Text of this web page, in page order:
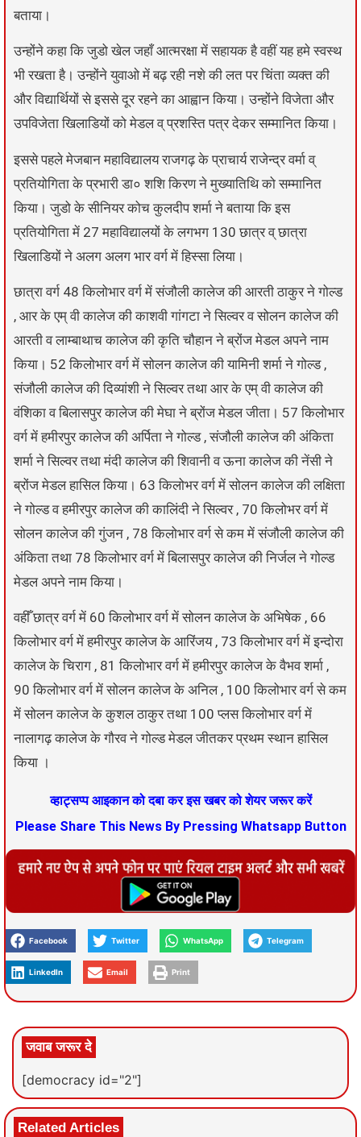
बताया।
उन्होंने कहा कि जुडो खेल जहाँ आत्मरक्षा में सहायक है वहीं यह हमे स्वस्थ
भी रखता है। उन्होंने युवाओ में बढ़ रही नशे की लत पर चिंता व्यक्त की
और विद्यार्थियों से इससे दूर रहने का आह्वान किया। उन्होंने विजेता और
उपविजेता खिलाडियों को मेडल व् प्रशस्ति पत्र देकर सम्मानित किया।
इससे पहले मेजबान महाविद्यालय राजगढ़ के प्राचार्य राजेन्द्र वर्मा व्
प्रतियोगिता के प्रभारी डा० शशि किरण ने मुख्यातिथि को सम्मानित
किया। जुडो के सीनियर कोच कुलदीप शर्मा ने बताया कि इस
प्रतियोगिता में 27 महाविद्यालयों के लगभग 130 छात्र व् छात्रा
खिलाडियों ने अलग अलग भार वर्ग में हिस्सा लिया।
छात्रा वर्ग 48 किलोभार वर्ग में संजौली कालेज की आरती ठाकुर ने गोल्ड
, आर के एम् वी कालेज की काशवी गांगटा ने सिल्वर व सोलन कालेज की
आरती व लाम्बाथाच कालेज की कृति चौहान ने ब्रोंज मेडल अपने नाम
किया। 52 किलोभार वर्ग में सोलन कालेज की यामिनी शर्मा ने गोल्ड ,
संजौली कालेज की दिव्यांशी ने सिल्वर तथा आर के एम् वी कालेज की
वंशिका व बिलासपुर कालेज की मेघा ने ब्रोंज मेडल जीता। 57 किलोभार
वर्ग में हमीरपुर कालेज की अर्पिता ने गोल्ड , संजौली कालेज की अंकिता
शर्मा ने सिल्वर तथा मंदी कालेज की शिवानी व ऊना कालेज की नेंसी ने
ब्रोंज मेडल हासिल किया। 63 किलोभर वर्ग में सोलन कालेज की लक्षिता
ने गोल्ड व हमीरपुर कालेज की कालिंदी ने सिल्वर , 70 किलोभर वर्ग में
सोलन कालेज की गुंजन , 78 किलोभार वर्ग से कम में संजौली कालेज की
अंकिता तथा 78 किलोभार वर्ग में बिलासपुर कालेज की निर्जल ने गोल्ड
मेडल अपने नाम किया।
वहीँ छात्र वर्ग में 60 किलोभार वर्ग में सोलन कालेज के अभिषेक , 66
किलोभार वर्ग में हमीरपुर कालेज के आरिंजय , 73 किलोभार वर्ग में इन्दोरा
कालेज के चिराग , 81 किलोभार वर्ग में हमीरपुर कालेज के वैभव शर्मा ,
90 किलोभार वर्ग में सोलन कालेज के अनिल , 100 किलोभार वर्ग से कम
में सोलन कालेज के कुशल ठाकुर तथा 100 प्लस किलोभार वर्ग में
नालागढ़ कालेज के गौरव ने गोल्ड मेडल जीतकर प्रथम स्थान हासिल
किया ।
व्हाट्सप्प आइकान को दबा कर इस खबर को शेयर जरूर करें
Please Share This News By Pressing Whatsapp Button
Facebook Twitter WhatsApp Telegram
LinkedIn Email Print
जवाब जरूर दे
[democracy id="2"]
Related Articles